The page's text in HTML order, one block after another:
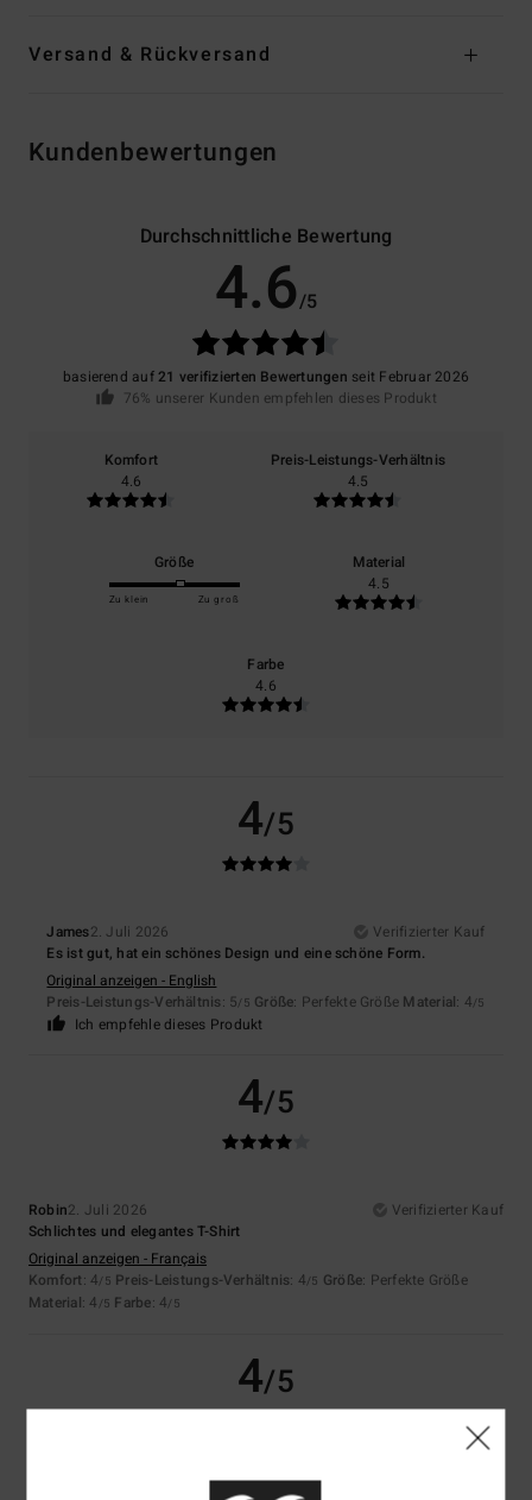
Versand & Rückversand
Kundenbewertungen
Durchschnittliche Bewertung
4.6/5
basierend auf21 verifizierten Bewertungen seit Februar 2026
76% unserer Kunden empfehlen dieses Produkt
Komfort
4.6
Preis-Leistungs-Verhältnis
4.5
Größe
Zu klein Zu groß
Material
4.5
Farbe
4.6
4/5
James2. Juli 2026
Verifizierter Kauf
Es ist gut, hat ein schönes Design und eine schöne Form.
Original anzeigen - English
Preis-Leistungs-Verhältnis: 5/5 Größe: Perfekte Größe Material: 4/5
Ich empfehle dieses Produkt
4/5
Robin2. Juli 2026
Verifizierter Kauf
Schlichtes und elegantes T-Shirt
Original anzeigen - Français
Komfort: 4/5 Preis-Leistungs-Verhältnis: 4/5 Größe: Perfekte Größe
Material: 4 /5 Farbe: 4/5
4/5